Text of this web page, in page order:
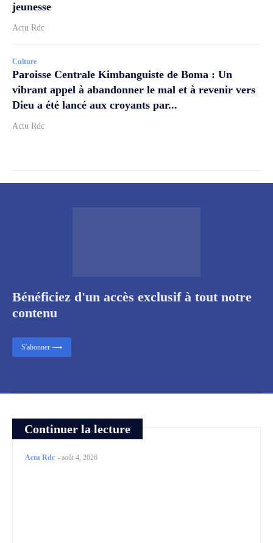
jeunesse
Actu Rdc
Culture
Paroisse Centrale Kimbanguiste de Boma : Un
vibrant appel à abandonner le mal et à revenir vers
Dieu a été lancé aux croyants par...
Actu Rdc
Continuer la lecture
Actu Rdc -août 4, 2026
Bénéficiez d'un accès exclusif à tout notre
contenu
S'abonner ⟶